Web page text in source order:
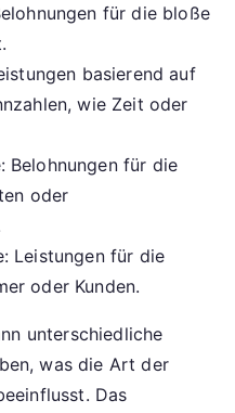
für die bloße
basierend auf
wie Zeit oder
Belohnungen für die
oder
Leistungen für die
oder Kunden.
unterschiedliche
was die Art der
Das